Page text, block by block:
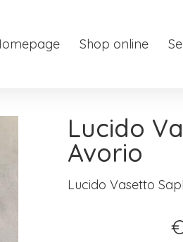
Shop online
Lucido
Avorio
Lucido Vasetto
€